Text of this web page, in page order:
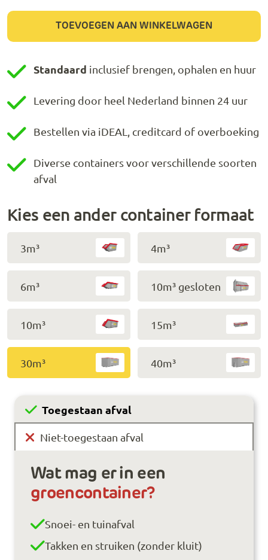
TOEVOEGEN AAN WINKELWAGEN
Standaard inclusief brengen, ophalen en huur
Levering door heel Nederland binnen 24 uur
Bestellen via iDEAL, creditcard of overboeking
Diverse containers voor verschillende soorten
afval
Kies een ander container formaat
3m³ 4m³
6m³ 10m³ gesloten
10m³ 15m³
30m³ 40m³
Toegestaan afval
Niet-toegestaan afval
Wat mag er in een
groencontainer?
Snoei- en tuinafval
Takken en struiken (zonder kluit)